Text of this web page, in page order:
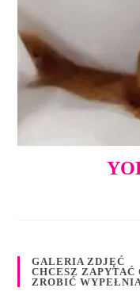
GALERIA ZDJĘĆ
CHCESZ
ZROBIĆ